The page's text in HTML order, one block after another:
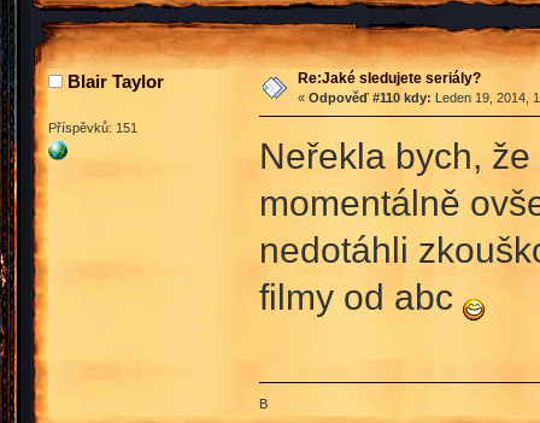
Blair Taylor
Příspěvků: 151
Re:Jaké sledujete seriály?
« Odpověď #110 kdy: Leden 19, 2014,
Neřekla bych,
momentálně
nedotáhli
filmy od abc
B